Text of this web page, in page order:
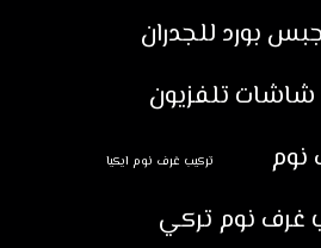
بورد للجدران
شاشات تلفزيون
نوم
تركيب غرف نوم ايكيا
غرف نوم تركي